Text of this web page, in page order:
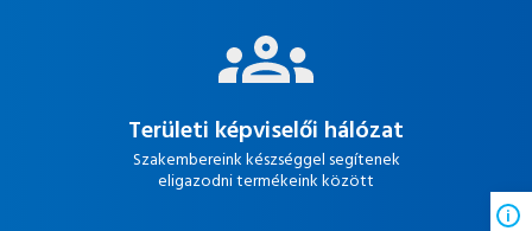
Területi képviselői hálózat
Szakembereink készséggel segítenek
eligazodni termékeink között